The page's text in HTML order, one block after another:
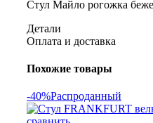
Стул Майло рогожка
Детали
Оплата и доставка
Похожие товары
-40%Распроданный